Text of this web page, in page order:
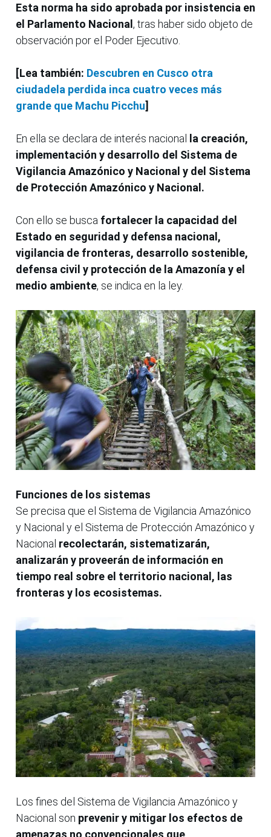
Esta norma ha sido aprobada por insistencia en
el Parlamento Nacional , tras haber sido objeto de
observación por el Poder Ejecutivo.
[Lea también: Descubren en Cusco otra
ciudadela perdida inca cuatro veces más
grande que Machu Picchu]
En ella se declara de interés nacional
la creación,
implementación y desarrollo del Sistema de
Vigilancia Amazónico y Nacional y del Sistema
de Protección Amazónico y Nacional.
Con ello se busca fortalecer la capacidad del
Estado en seguridad y defensa nacional,
vigilancia de fronteras, desarrollo sostenible,
defensa civil y protección de la Amazonía y el
medio ambiente, se indica en la ley.
Funciones de los sistemas
Se precisa que el Sistema de Vigilancia Amazónico
y Nacional y el Sistema de Protección Amazónico y
Nacional recolectarán, sistematizarán,
analizarán y proveerán de información en
tiempo real sobre el territorio nacional, las
fronteras y los ecosistemas.
Los fines del Sistema de Vigilancia Amazónico y
Nacional son prevenir y mitigar los efectos de
amenazas no convencionales que